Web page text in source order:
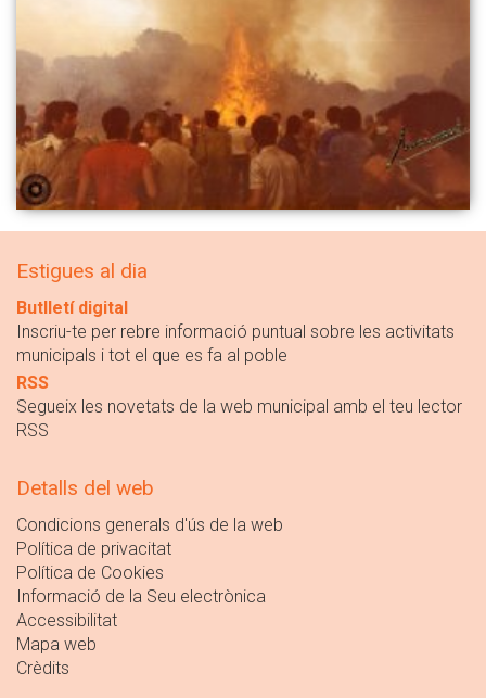
Estigues al dia
Butlletí digital
Inscriu-te per rebre informació puntual sobre les activitats
municipals i tot el que es fa al poble
RSS
Segueix les novetats de la web municipal amb el teu lector
RSS
Detalls del web
Condicions generals d'ús de la web
Política de privacitat
Política de Cookies
Informació de la Seu electrònica
Accessibilitat
Mapa web
Crèdits